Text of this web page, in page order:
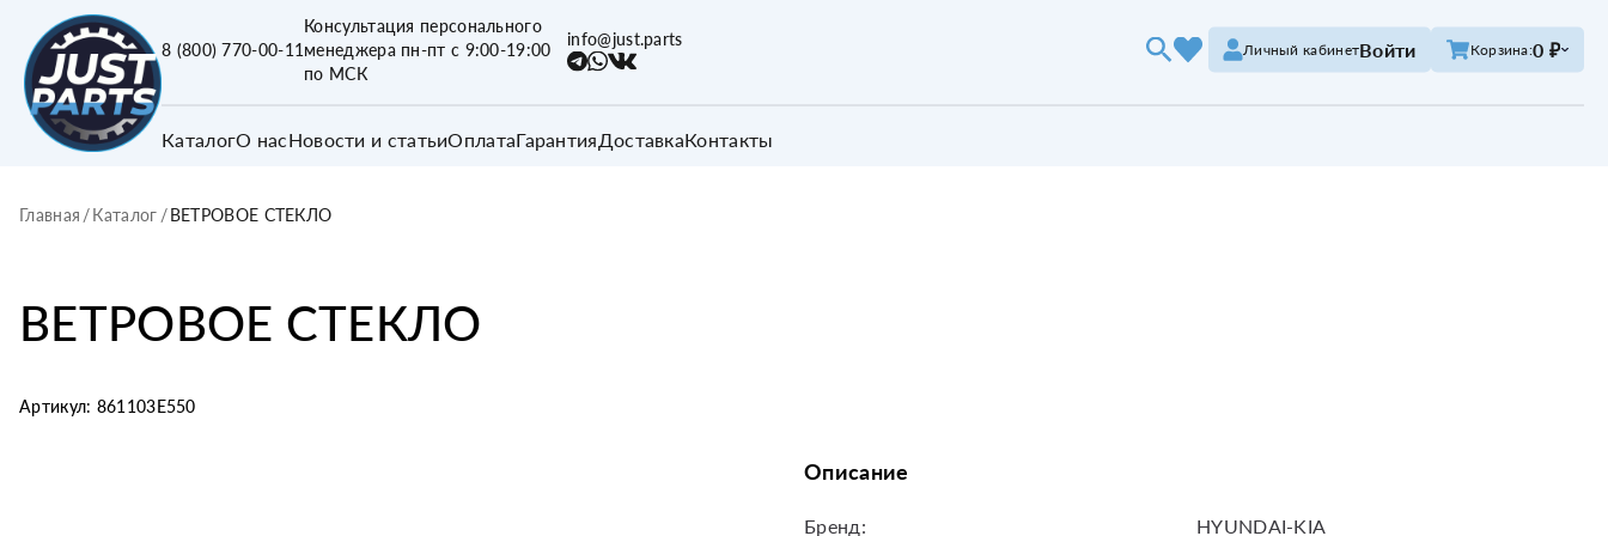
8 (800) 770-00-11
Консультация персонального
менеджера пн-пт с 9:00-19:00
по МСК
info@just.parts Личный кабинетВойти Корзина:0 ₽
КаталогО насНовости и статьиОплатаГарантия ДоставкаКонтакты
Главная /Каталог /ВЕТРОВОЕ СТЕКЛО
ВЕТРОВОЕ СТЕКЛО
Артикул: 861103E550
Описание
Бренд:
HYUNDAI-KIA